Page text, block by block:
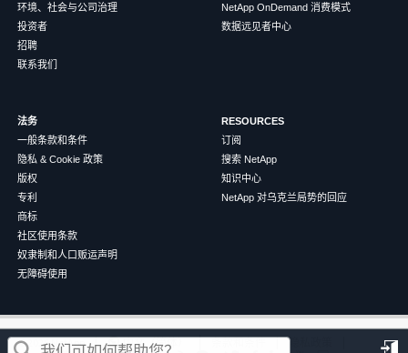
这篇文章对您有帮助吗？
环境、社会与公司治理
投资者
招聘
联系我们
NetApp OnDemand 消费模式
数据远见者中心
法务
一般条款和条件
隐私 & Cookie 政策
版权
专利
商标
社区使用条款
奴隶制和人口贩运声明
无障碍使用
RESOURCES
订阅
搜索 NetApp
知识中心
NetApp 对乌克兰局势的回应
©2026NetApp 中文（简体） 条款和条件
隐私政策